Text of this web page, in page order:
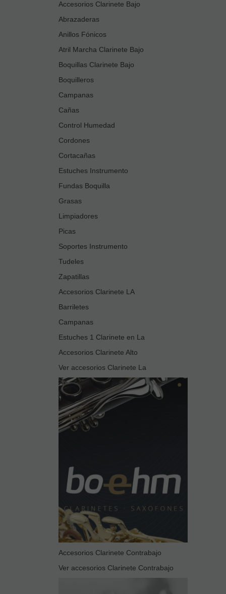
Accesorios Clarinete Bajo
Abrazaderas
Anillos Fónicos
Atril Marcha Clarinete Bajo
Boquillas Clarinete Bajo
Boquilleros
Campanas
Cañas
Control Humedad
Cordones
Cortacañas
Estuches Instrumento
Fundas Boquilla
Grasas
Limpiadores
Picas
Soportes Instrumento
Tudeles
Zapatillas
Accesorios Clarinete LA
Barriletes
Campanas
Estuches 1 Clarinete en La
Accesorios Clarinete Alto
Ver accesorios Clarinete La
Accesorios Clarinete Contrabajo
Ver accesorios Clarinete Contrabajo